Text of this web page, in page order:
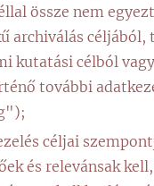
össze nem
archiválás céljából,
kutatási célból
további
céljai
és relevánsak